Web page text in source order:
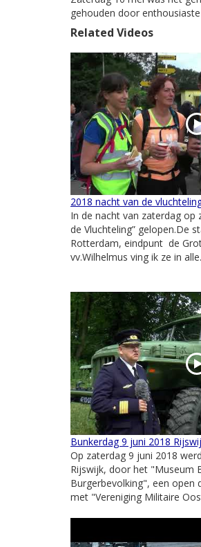
gehouden door
Related Videos
2018 nacht van de
In de nacht van zaterdag op
de Vluchteling” gelopen.De
Rotterdam, eindpunt de
vv.Wilhelmus ving ik ze in
Bunkerdag 9 juni 2018
Op zaterdag 9 juni 2018
Rijswijk, door het "Museum
Burgerbevolking", een open
met "Vereniging Militaire